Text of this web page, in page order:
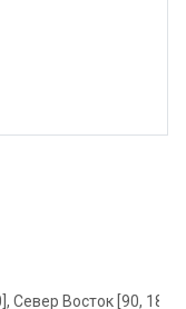
Север Восток [90, 180]